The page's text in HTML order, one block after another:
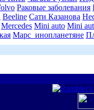
Раковые заболевания
Beeline Сати Казанова
Mercedes Mini auto Mini
Марс_инопланетяне